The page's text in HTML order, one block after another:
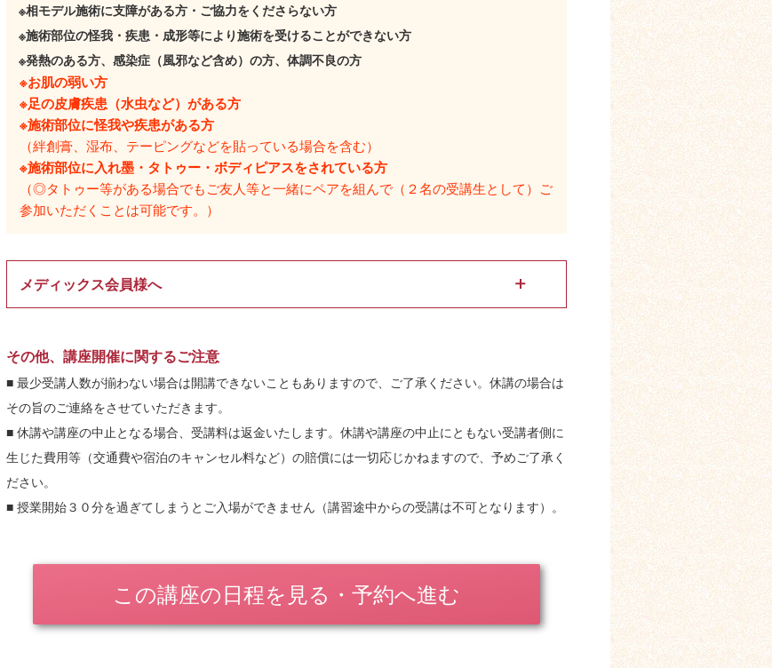
※相モデル施術に支障がある方・ご協力をくださらない方
※施術部位の怪我・疾患・成形等により施術を受けることができない方
※発熱のある方、感染症（風邪など含め）の方、体調不良の方
※お肌の弱い方
※足の皮膚疾患（水虫など）がある方
※施術部位に怪我や疾患がある方
（絆創膏、湿布、テーピングなどを貼っている場合を含む）
※施術部位に入れ墨・タトゥー・ボディピアスをされている方
（◎タトゥー等がある場合でもご友人等と一緒にペアを組んで（２名の受講生として）ご
参加いただくことは可能です。）
メディックス会員様へ
さい。申し出ない場合は受講費用が一般価格となりますのでご留意ください。ホームページから申し
込む場合は「その他・ご質問」の枠に「会員名・治療院名」の入力をお願い致します。
※株式会社メディックスの「スーパーエクスプレス（計算センター）」「スーパーダイレクト（レセプトデ
ーターセンター）」「在宅訪問マッサージ」のいずれかにご登録されている治療院様・会員様を「メディッ
クス会員」としています。会員様の貴院・貴店の従業員スタッフの方もメディックス会員価格で受講するこ
とが出来ます。
その他、講座開催に関するご注意
■ 最少受講人数が揃わない場合は開講できないこともありますので、ご了承ください。休講の場合は
その旨のご連絡をさせていただきます。
■ 休講や講座の中止となる場合、受講料は返金いたします。休講や講座の中止にともない受講者側に
生じた費用等（交通費や宿泊のキャンセル料など）の賠償には一切応じかねますので、予めご了承く
ださい。
■ 授業開始３０分を過ぎてしまうとご入場ができません（講習途中からの受講は不可となります）。
この講座の日程を見る・予約へ進む